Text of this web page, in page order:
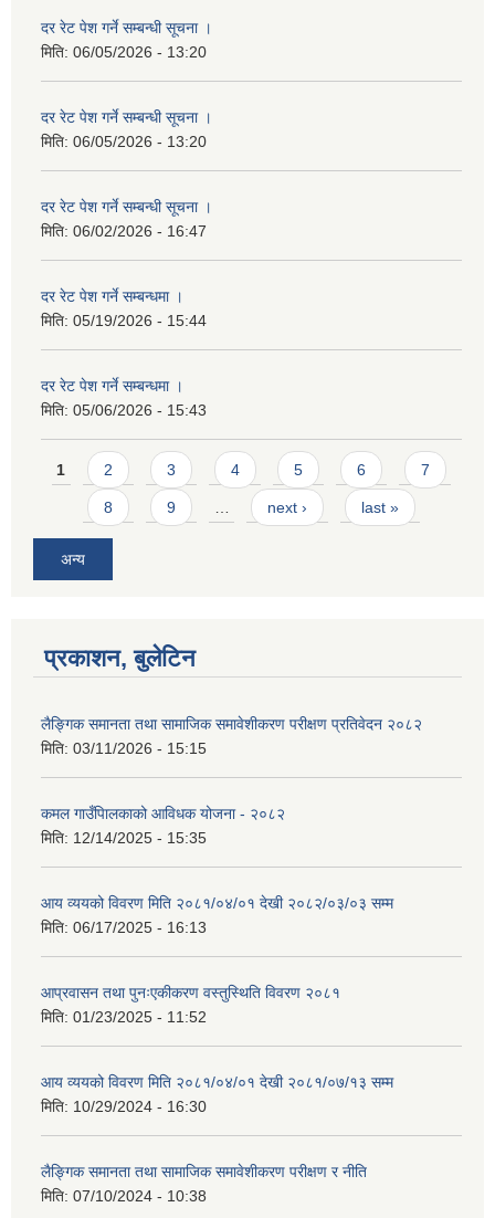
दर रेट पेश गर्ने सम्बन्धी सूचना ।
मिति: 06/05/2026 - 13:20
दर रेट पेश गर्ने सम्बन्धी सूचना ।
मिति: 06/05/2026 - 13:20
दर रेट पेश गर्ने सम्बन्धी सूचना ।
मिति: 06/02/2026 - 16:47
दर रेट पेश गर्ने सम्बन्धमा ।
मिति: 05/19/2026 - 15:44
दर रेट पेश गर्ने सम्बन्धमा ।
मिति: 05/06/2026 - 15:43
Pages
1 2 3 4 5 6 7
8 9 … next › last »
अन्य
प्रकाशन, बुलेटिन
लैङ्गिक समानता तथा सामाजिक समावेशीकरण परीक्षण प्रतिवेदन २०८२
मिति: 03/11/2026 - 15:15
कमल गाउँपािलकाको आविधक योजना - २०८२
मिति: 12/14/2025 - 15:35
आय व्ययको विवरण मिति २०८१/०४/०१ देखी २०८२/०३/०३ सम्म
मिति: 06/17/2025 - 16:13
आप्रवासन तथा पुनःएकीकरण वस्तुस्थिति विवरण २०८१
मिति: 01/23/2025 - 11:52
आय व्ययको विवरण मिति २०८१/०४/०१ देखी २०८१/०७/१३ सम्म
मिति: 10/29/2024 - 16:30
लैङ्गिक समानता तथा सामाजिक समावेशीकरण परीक्षण र नीति
मिति: 07/10/2024 - 10:38